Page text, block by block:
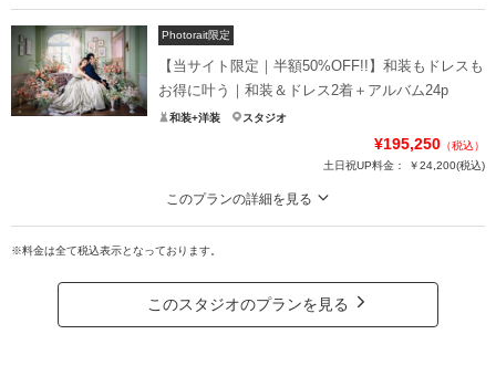
通常 ¥121,800 ⇒¥99,000（税込）撮影枠数限定のスペシャルプラン
天候に左右されないスタジオ撮影。
アルバムやデータ枚数をコンパクトにすることで
手の届きやすい価格にしたプランをご用意しました。
必要なものをしっかりと揃えた、シンプルな内容が魅力です！
撮影料
データ 8カット
Photorait限定
【当サイト限定｜半額50%OFF!!】和装もドレスも
お得に叶う｜和装＆ドレス2着＋アルバム24p
和装+洋装 スタジオ
¥195,250 （税込）
土日祝UP料金：
￥24,200(税込)
このプランの詳細を見る
ルミナスの世界を楽しめる花嫁に支持される人気プランがさらにお得に。衣
裳・レタッチ・ヘアメイク・アルバム等はプランに含まれます。
選べる25シーンで撮影できる、特別なフォト体験！
※料金は全て税込表示となっております。
このスタジオのプランを見る